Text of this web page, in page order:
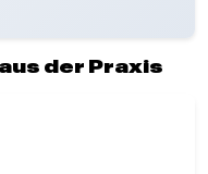
der Praxis